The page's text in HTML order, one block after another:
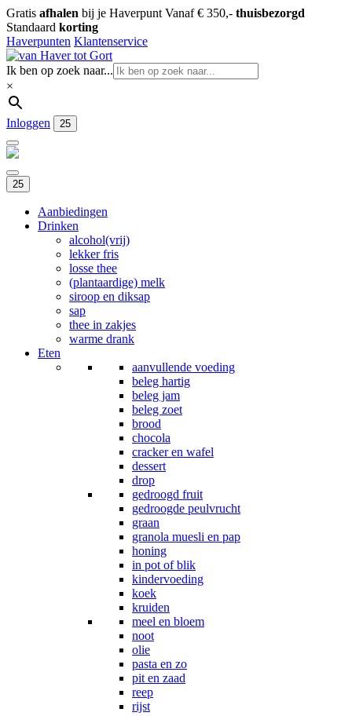
Gratis afhalen bij je Haverpunt Vanaf € 350,- thuisbezorgd
Standaard korting
Haverpunten Klantenservice
Ik ben op zoek naar...
×
Inloggen 25
25
Aanbiedingen
Drinken
alcohol(vrij)
lekker fris
losse thee
(plantaardige) melk
siroop en diksap
sap
thee in zakjes
warme drank
Eten
aanvullende voeding
beleg hartig
beleg jam
beleg zoet
brood
chocola
cracker en wafel
dessert
drop
gedroogd fruit
gedroogde peulvrucht
graan
granola muesli en pap
honing
in pot of blik
kindervoeding
koek
kruiden
meel en bloem
noot
olie
pasta en zo
pit en zaad
reep
rijst